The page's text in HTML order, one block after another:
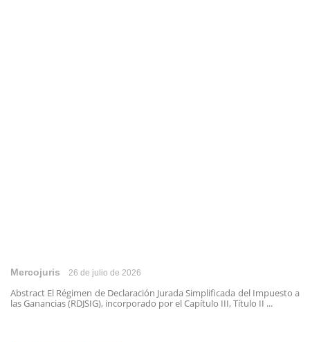
Mercojuris 26 de julio de 2026
Abstract El Régimen de Declaración Jurada Simplificada del Impuesto a
las Ganancias (RDJSIG), incorporado por el Capítulo III, Título II ...